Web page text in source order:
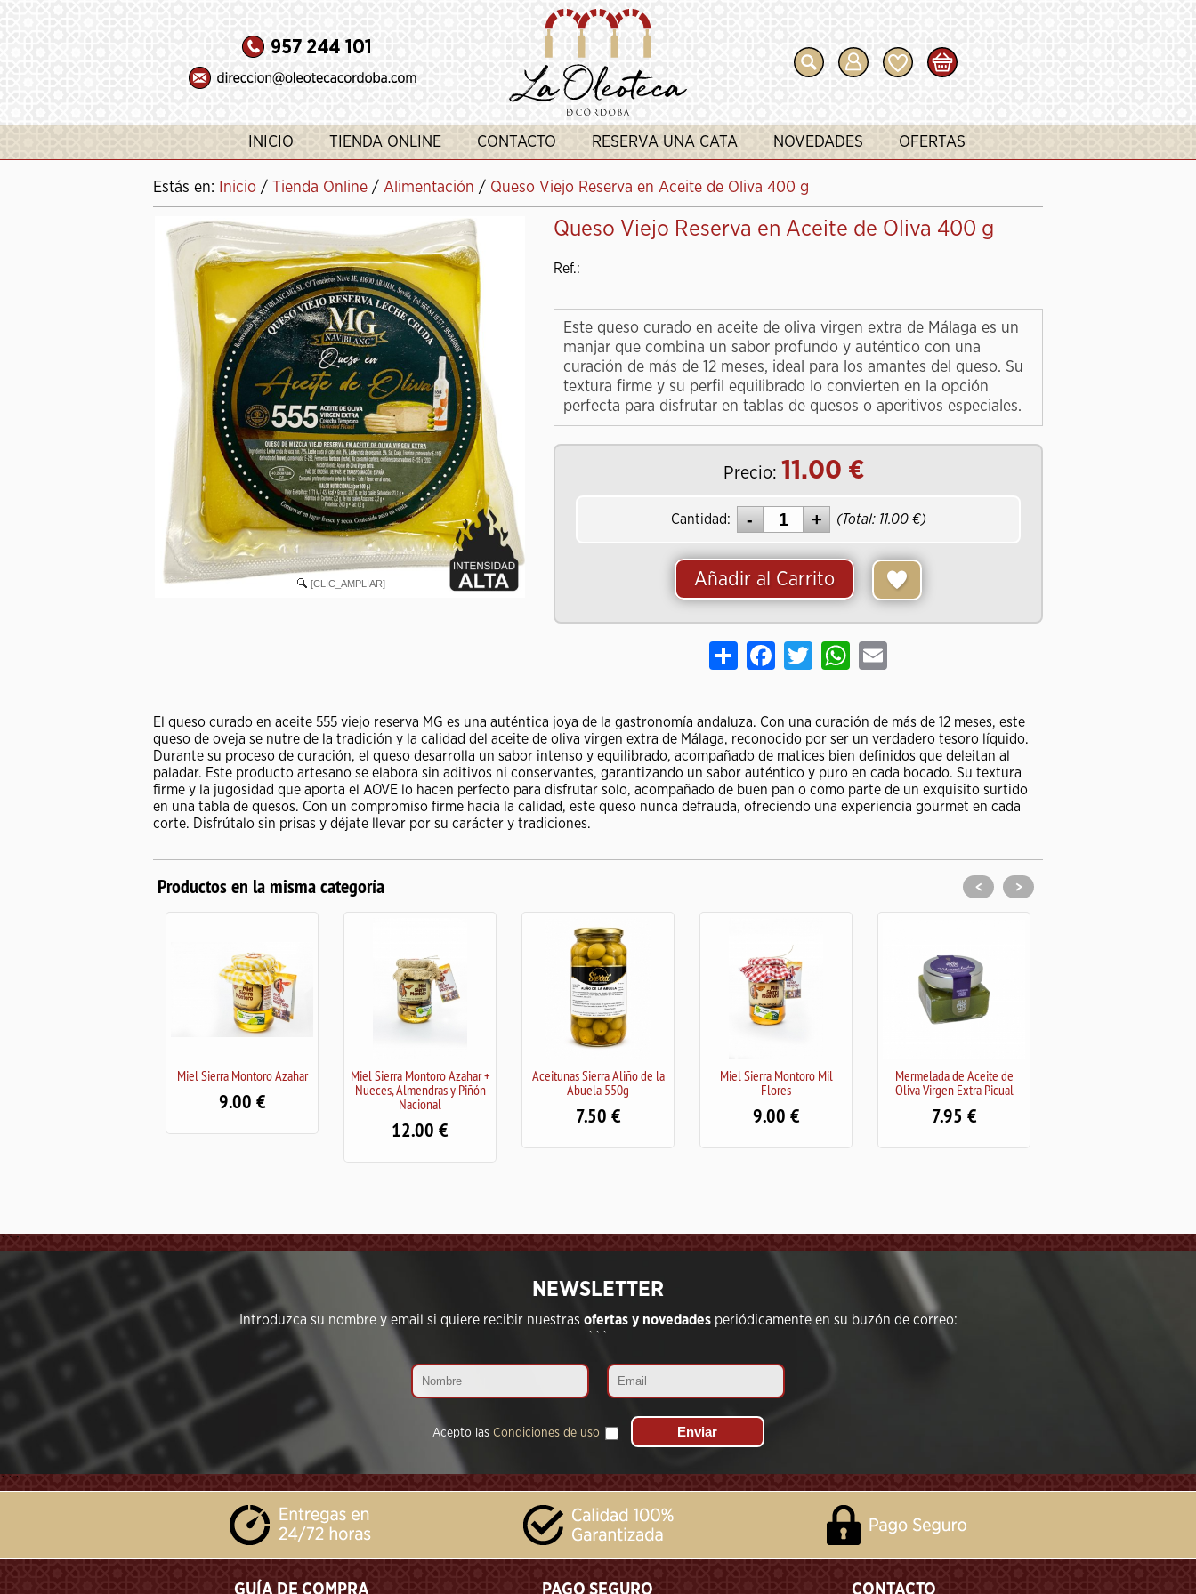
INICIO TIENDA ONLINE CONTACTO RESERVA UNA CATA NOVEDADES OFERTAS
Estás en: Inicio / Tienda Online / Alimentación / Queso Viejo Reserva en Aceite de Oliva 400 g
[CLIC_AMPLIAR]
Queso Viejo Reserva en Aceite de Oliva 400 g
Ref.:
Este queso curado en aceite de oliva virgen extra de Málaga es un
manjar que combina un sabor profundo y auténtico con una
curación de más de 12 meses, ideal para los amantes del queso. Su
textura firme y su perfil equilibrado lo convierten en la opción
perfecta para disfrutar en tablas de quesos o aperitivos especiales.
Precio: 11.00
Cantidad: (Total: 11.00)
Añadir al Carrito
Share Facebook
TwitterWhatsApp
El queso curado en aceite 555 viejo reserva MG es una auténtica joya de la gastronomía andaluza. Con una curación de más de 12 meses, este
queso de oveja se nutre de la tradición y la calidad del aceite de oliva virgen extra de Málaga, reconocido por ser un verdadero tesoro líquido.
Durante su proceso de curación, el queso desarrolla un sabor intenso y equilibrado, acompañado de matices bien definidos que deleitan al
paladar. Este producto artesano se elabora sin aditivos ni conservantes, garantizando un sabor auténtico y puro en cada bocado. Su textura
firme y la jugosidad que aporta el AOVE lo hacen perfecto para disfrutar solo, acompañado de buen pan o como parte de un exquisito surtido
en una tabla de quesos. Con un compromiso firme hacia la calidad, este queso nunca defrauda, ofreciendo una experiencia gourmet en cada
corte. Disfrútalo sin prisas y déjate llevar por su carácter y tradiciones.
Productos en la misma categoría
Miel Sierra Montoro Azahar +
Nacional
12.00
Aceitunas Sierra Aliño de la
Abuela 550g
7.50
Miel Sierra Montoro Mil
Flores
9.00
Mermelada de Aceite de
Oliva Virgen Extra Picual
7.95
Pack Miel Sierra Montoro
16.00
< >
```
NEWSLETTER
Introduzca su nombre y email si quiere recibir nuestras ofertas y novedadesperiódicamente en su buzón de correo:
```
Acepto las Condiciones de uso
```
GUÍA DE COMPRA PAGO SEGURO CONTACTO